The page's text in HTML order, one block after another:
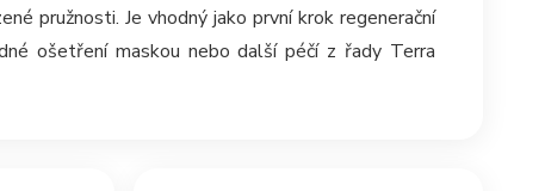
pružnosti. Je vhodný jako první krok regenerační
ošetření maskou nebo další péčí z řady Terra